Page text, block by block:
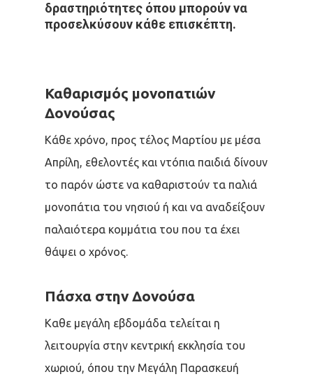
δραστηριότητες όπου μπορούν να
προσελκύσουν κάθε επισκέπτη.
Καθαρισμός μονοπατιών
Δονούσας
Κάθε χρόνο, προς τέλος Μαρτίου με μέσα
Απρίλη, εθελοντές και ντόπια παιδιά δίνουν
το παρόν ώστε να καθαριστούν τα παλιά
μονοπάτια του νησιού ή και να αναδείξουν
παλαιότερα κομμάτια του που τα έχει
θάψει ο χρόνος.
Πάσχα στην Δονούσα
Καθε μεγάλη εβδομάδα τελείται η
λειτουργία στην κεντρική εκκλησία του
χωριού, όπου την Μεγάλη Παρασκευή